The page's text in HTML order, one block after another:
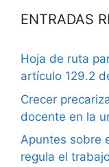
ENTRADAS
Hoja de ruta
artículo 129.2
Crecer
docente en la
Apuntes sobre
regula el